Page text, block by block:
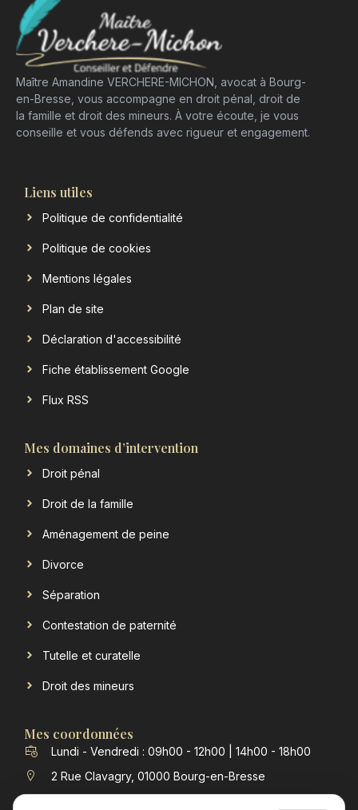
Maître Amandine VERCHERE-MICHON, avocat à Bourg-
en-Bresse, vous accompagne en droit pénal, droit de
la famille et droit des mineurs. À votre écoute, je vous
conseille et vous défends avec rigueur et engagement.
Liens utiles
Politique de confidentialité
Politique de cookies
Mentions légales
Plan de site
Déclaration d'accessibilité
Fiche établissement Google
Flux RSS
Mes domaines d’intervention
Droit pénal
Droit de la famille
Aménagement de peine
Divorce
Séparation
Contestation de paternité
Tutelle et curatelle
Droit des mineurs
Mes coordonnées
Lundi - Vendredi : 09h00 - 12h00 | 14h00 - 18h00
2 Rue Clavagry, 01000 Bourg-en-Bresse